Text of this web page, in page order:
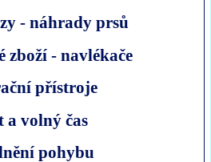
- náhrady prsů
zboží - navlékače
přístroje
a volný čas
pohybu